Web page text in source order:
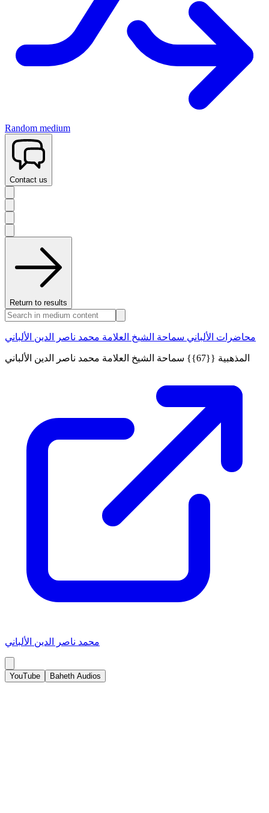
Random medium
Contact us
Return to results
محاضرات الألباني سماحة الشيخ العلامة محمد ناصر الدين الألباني
المذهبية {{67}} سماحة الشيخ العلامة محمد ناصر الدين الألباني
محمد ناصر الدين الألباني
YouTube Baheth Audios